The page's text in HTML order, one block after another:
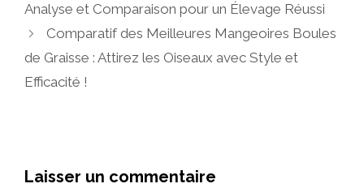
Analyse et Comparaison pour un Élevage Réussi
Comparatif des Meilleures Mangeoires Boules
de Graisse : Attirez les Oiseaux avec Style et
Efficacité !
Laisser un commentaire